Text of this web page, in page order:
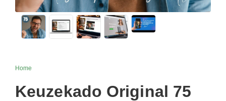
Home
Keuzekado Original 75